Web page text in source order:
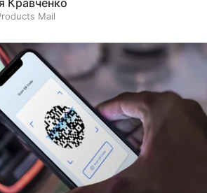
Кравченко
Mail